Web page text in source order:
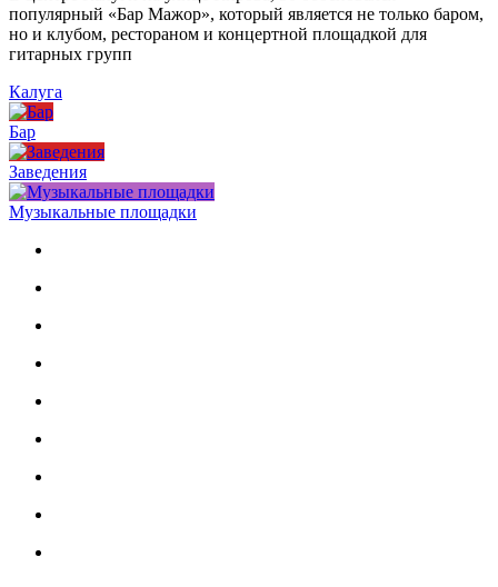
популярный «Бар Мажор», который является не только баром,
но и клубом, рестораном и концертной площадкой для
гитарных групп
Калуга
Бар
Заведения
Музыкальные площадки